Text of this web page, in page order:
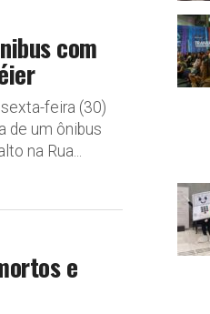
com
feira (30)
de um ônibus
na Rua...
e